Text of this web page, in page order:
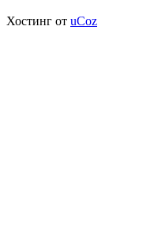
Хостинг от uCoz